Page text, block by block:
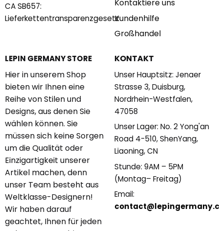
CA SB657:
Lieferkettentransparenzgesetz
Kontaktiere uns
Kundenhilfe
Großhandel
LEPIN GERMANY STORE
Hier in unserem Shop
bieten wir Ihnen eine
Reihe von Stilen und
Designs, aus denen Sie
wählen können. Sie
müssen sich keine Sorgen
um die Qualität oder
Einzigartigkeit unserer
Artikel machen, denn
unser Team besteht aus
Weltklasse-Designern!
Wir haben darauf
geachtet, Ihnen für jeden
KONTAKT
Unser Hauptsitz: Jenaer
Strasse 3, Duisburg,
Nordrhein-Westfalen,
47058
Unser Lager: No. 2 Yong'an
Road 4-510, ShenYang,
Liaoning, CN
Stunde: 9AM – 5PM
(Montag– Freitag)
Email: